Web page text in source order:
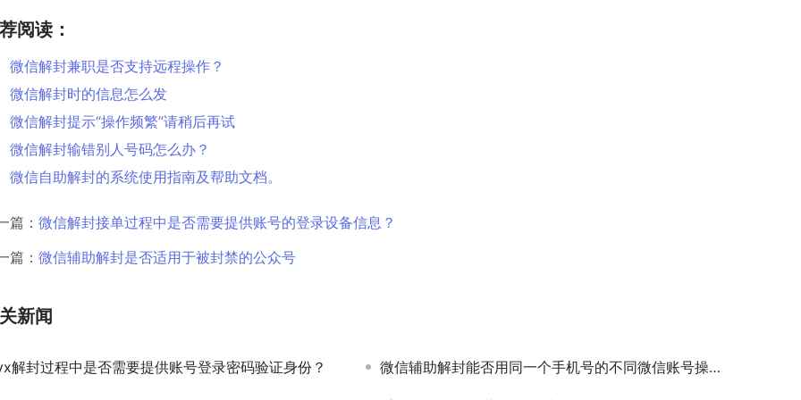
阅读：
微信解封兼职是否支持远程操作？
微信解封时的信息怎么发
微信解封提示“操作频繁”请稍后再试
微信解封输错别人号码怎么办？
微信自助解封的系统使用指南及帮助文档。
篇： 微信解封接单过程中是否需要提供账号的登录设备信息？
篇： 微信辅助解封是否适用于被封禁的公众号
新闻
解封过程中是否需要提供账号登录密码验证身份？ 微信辅助解封能否用同一个手机号的不同微信账号操作？